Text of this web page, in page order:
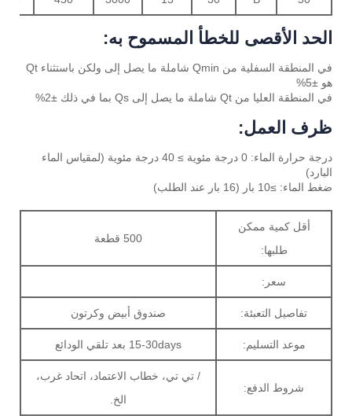
الحد الأقصى للخطأ المسموح به:
في المنطقة السفلية من Qmin شاملة ما يصل إلى ولكن باستثناء Qt
هو ±5%
في المنطقة العليا من Qt شاملة ما يصل إلى Qs بما في ذلك ±2%
ظرف العمل:
درجة حرارة الماء: 0 درجة مئوية ≥ 40 درجة مئوية (لمقياس الماء
البارد)
ضغط الماء: ≥10 بار (16 بار عند الطلب)
أقل كمية ممكن
طلبها:
500 قطعة
سعر:
تفاصيل التعبئة: صندوق أبيض وكرتون
موعد التسليم: 15-30days بعد تلقي الودائع
شروط الدفع:
/ تي تي، خطاب الاعتماد، اتحاد غرب،
الخ.